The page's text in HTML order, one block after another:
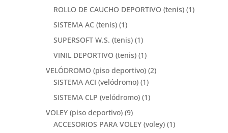
ROLLO DE CAUCHO DEPORTIVO (tenis) (1)
SISTEMA AC (tenis) (1)
SUPERSOFT W.S. (tenis) (1)
VINIL DEPORTIVO (tenis) (1)
VELÓDROMO (piso deportivo) (2)
SISTEMA ACI (velódromo) (1)
SISTEMA CLP (velódromo) (1)
VOLEY (piso deportivo) (9)
ACCESORIOS PARA VOLEY (voley) (1)